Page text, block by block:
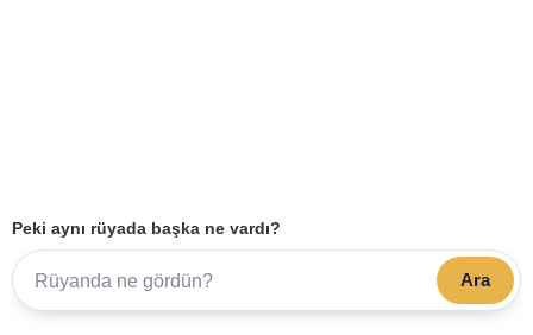
Peki aynı rüyada başka ne vardı?
Ara